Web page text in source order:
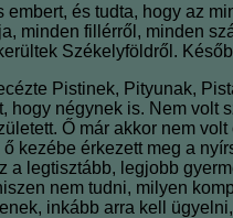
és tudta, hogy az
minden fillérről, minden
Székelyföldről.
Pistinek, Pityunak,
négynek is. Nem volt
Ő már akkor nem
kezébe érkezett meg a
a legtisztább, legjobb
nem tudni, milyen
inkább arra kell